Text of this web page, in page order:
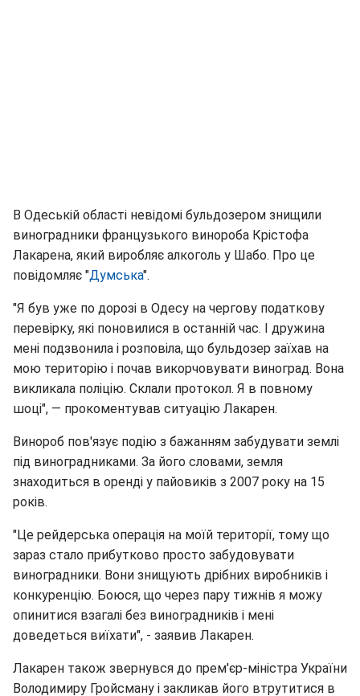
В Одеській області невідомі бульдозером знищили
виноградники французького винороба Крістофа
Лакарена, який виробляє алкоголь у Шабо. Про це
повідомляє "Думська".
"Я був уже по дорозі в Одесу на чергову податкову
перевірку, які поновилися в останній час. І дружина
мені подзвонила і розповіла, що бульдозер заїхав на
мою територію і почав викорчовувати виноград. Вона
викликала поліцію. Склали протокол. Я в повному
шоці", — прокоментував ситуацію Лакарен.
Винороб пов'язує подію з бажанням забудувати землі
під виноградниками. За його словами, земля
знаходиться в оренді у пайовиків з 2007 року на 15
років.
"Це рейдерська операція на моїй території, тому що
зараз стало прибутково просто забудовувати
виноградники. Вони знищують дрібних виробників і
конкуренцію. Боюся, що через пару тижнів я можу
опинитися взагалі без виноградників і мені
доведеться виїхати", - заявив Лакарен.
Лакарен також звернувся до прем'єр-міністра України
Володимиру Гройсману і закликав його втрутитися в